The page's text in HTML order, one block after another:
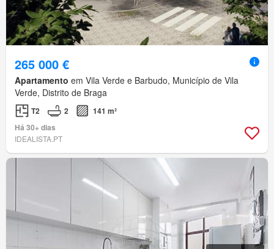
265 000 €
Apartamento em Vila Verde e Barbudo, Município de Vila
Verde, Distrito de Braga
T2 2
141 m²
Há 30+ dias
IDEALISTA.PT